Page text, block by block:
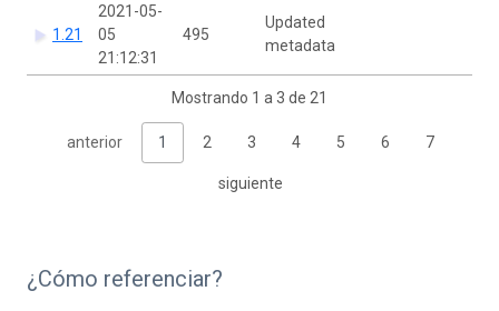
1.21
2021-05-
05
21:12:31
495
Updated
metadata
Mostrando 1 a 3 de 21
anterior 1 2 3 4 5 6 7
siguiente
¿Cómo referenciar?